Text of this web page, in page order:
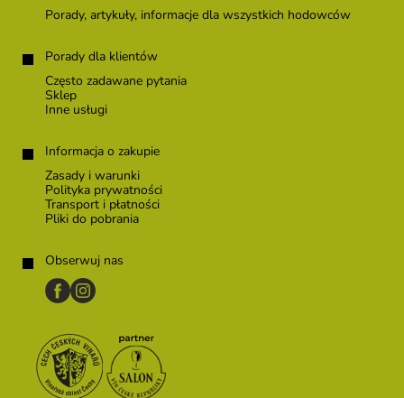
Porady, artykuły, informacje dla wszystkich hodowców
Porady dla klientów
Często zadawane pytania
Sklep
Inne usługi
Informacja o zakupie
Zasady i warunki
Polityka prywatności
Transport i płatności
Pliki do pobrania
Obserwuj nas